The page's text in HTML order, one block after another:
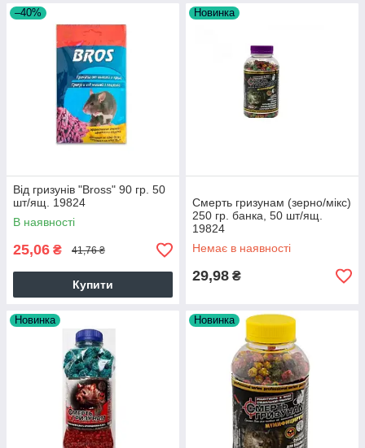
–40%
Від гризунів "Bross" 90 гр. 50
шт/ящ. 19824
В наявності
25,06 ₴ 41,76 ₴
Купити
Новинка
Смерть гризунам (зерно/мікс)
250 гр. банка, 50 шт/ящ.
19824
Немає в наявності
29,98 ₴
Новинка Новинка